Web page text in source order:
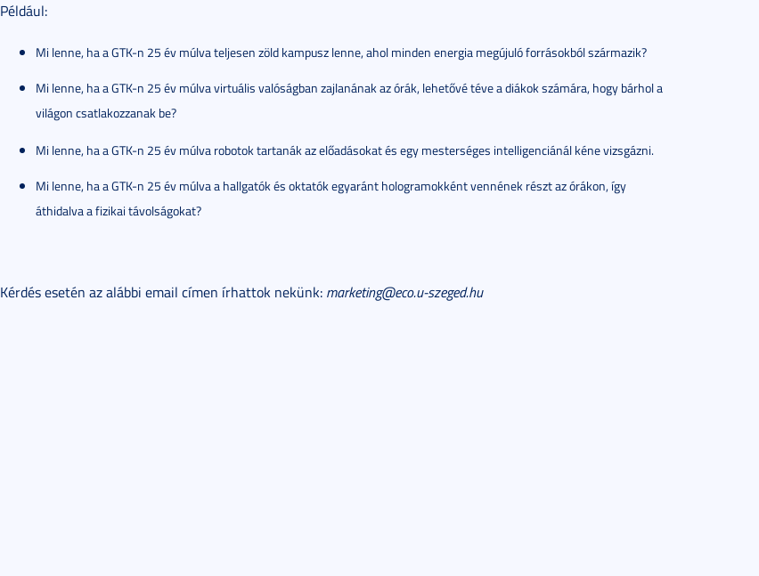
Például:
Mi lenne, ha a GTK-n 25 év múlva teljesen zöld kampusz lenne, ahol minden energia megújuló forrásokból származik?
Mi lenne, ha a GTK-n 25 év múlva virtuális valóságban zajlanának az órák, lehetővé téve a diákok számára, hogy bárhol a
világon csatlakozzanak be?
Mi lenne, ha a GTK-n 25 év múlva robotok tartanák az előadásokat és egy mesterséges intelligenciánál kéne vizsgázni.
Mi lenne, ha a GTK-n 25 év múlva a hallgatók és oktatók egyaránt hologramokként vennének részt az órákon, így
áthidalva a fizikai távolságokat?
Kérdés esetén az alábbi email címen írhattok nekünk: marketing@eco.u-szeged.hu